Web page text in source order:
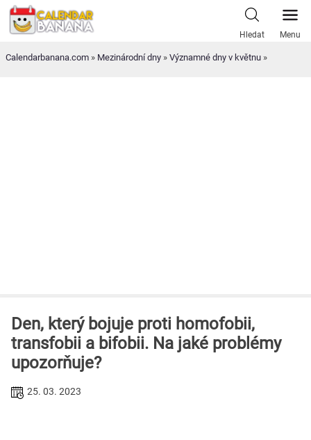
Skip
Hledat Menu
Calendarbanana.com » Mezinárodní dny » Významné dny v květnu »
Den, který bojuje proti homofobii,
transfobii a bifobii. Na jaké problémy
upozorňuje?
25. 03. 2023